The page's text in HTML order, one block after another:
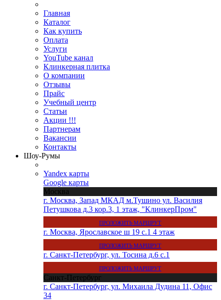
Главная
Каталог
Как купить
Оплата
Услуги
YouTube канал
Клинкерная плитка
О компании
Отзывы
Прайс
Учебный центр
Статьи
Акции !!!
Партнерам
Вакансии
Контакты
Шоу-Румы
Yandex карты
Google карты
Москва
г. Москва, Запад МКАД м.Тушино ул. Василия
Петушкова д.3 кор.3, 1 этаж, "КлинкерПром"
ПРОЛОЖИТЬ МАРШРУТ
г. Москва, Ярославское ш 19 с.1 4 этаж
ПРОЛОЖИТЬ МАРШРУТ
г. Санкт-Петербург, ул. Тосина д.6 с.1
ПРОЛОЖИТЬ МАРШРУТ
Санкт-Петербург
г. Санкт-Петербург, ул. Михаила Дудина 11, Офис
34